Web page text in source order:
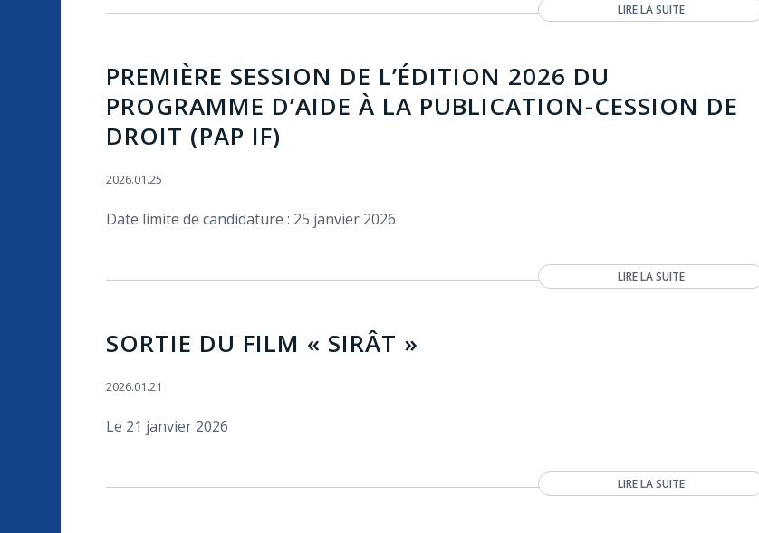
LIRE LA SUITE
PREMIÈRE SESSION DE L’ÉDITION 2026 DU
PROGRAMME D’AIDE À LA PUBLICATION-CESSION DE
DROIT (PAP IF)
2026.01.25
Date limite de candidature : 25 janvier 2026
LIRE LA SUITE
SORTIE DU FILM « SIRÂT »
2026.01.21
Le 21 janvier 2026
LIRE LA SUITE